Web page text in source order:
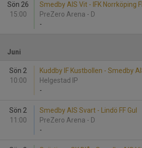
Sön 26
15:00
Smedby AIS Vit - IFK Norrköping
PreZero Arena - D
-
Juni
Sön 2
10:00
Kuddby IF Kustbollen - Smedby
Helgestad IP
-
Sön 2
11:00
Smedby AIS Svart - Lindö FF Gul
PreZero Arena - D
-